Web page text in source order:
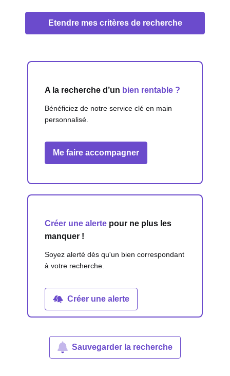
Etendre mes critères de recherche
A la recherche d’un bien rentable ?
Bénéficiez de notre service clé en main
personnalisé.
Me faire accompagner
Créer une alerte pour ne plus les
manquer !
Soyez alerté dès qu'un bien correspondant
à votre recherche.
Créer une alerte
Sauvegarder la recherche